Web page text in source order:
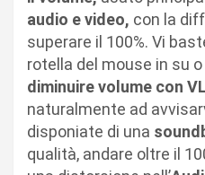
audio e video, con la
superare il 100%. Vi
rotella del mouse in su
diminuire volume con
naturalmente ad
disponiate di una
qualità, andare oltre il